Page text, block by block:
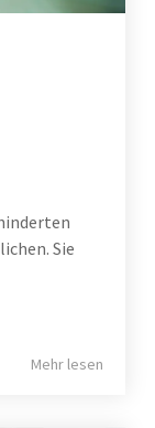
Sie
Mehr lesen